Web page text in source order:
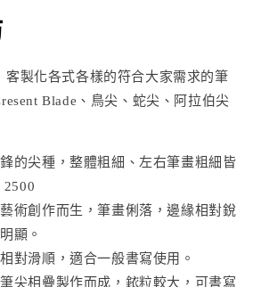
客製化各式各樣的符合大家需求的筆
Blade、鳥尖、蛇尖、阿拉伯尖
的尖種，整體粗細、左右筆畫粗細皆
2500
術創作而生，筆畫俐落，邊緣相對銳
顯。
對滑順，適合一般書寫使用。
尖相疊製作而成，銥粒較大，可書寫